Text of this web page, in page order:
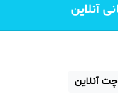
آنلاین
آنلاین